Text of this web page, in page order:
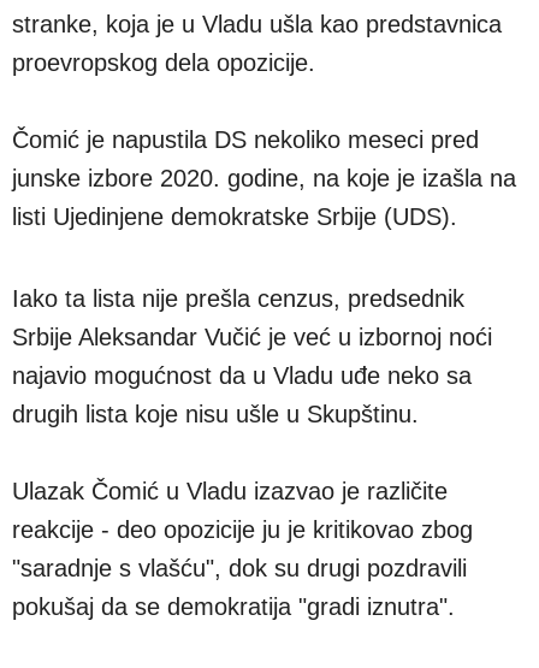
stranke, koja je u Vladu ušla kao predstavnica
proevropskog dela opozicije.
Čomić je napustila DS nekoliko meseci pred
junske izbore 2020. godine, na koje je izašla na
listi Ujedinjene demokratske Srbije (UDS).
Iako ta lista nije prešla cenzus, predsednik
Srbije Aleksandar Vučić je već u izbornoj noći
najavio mogućnost da u Vladu uđe neko sa
drugih lista koje nisu ušle u Skupštinu.
Ulazak Čomić u Vladu izazvao je različite
reakcije - deo opozicije ju je kritikovao zbog
"saradnje s vlašću", dok su drugi pozdravili
pokušaj da se demokratija "gradi iznutra".